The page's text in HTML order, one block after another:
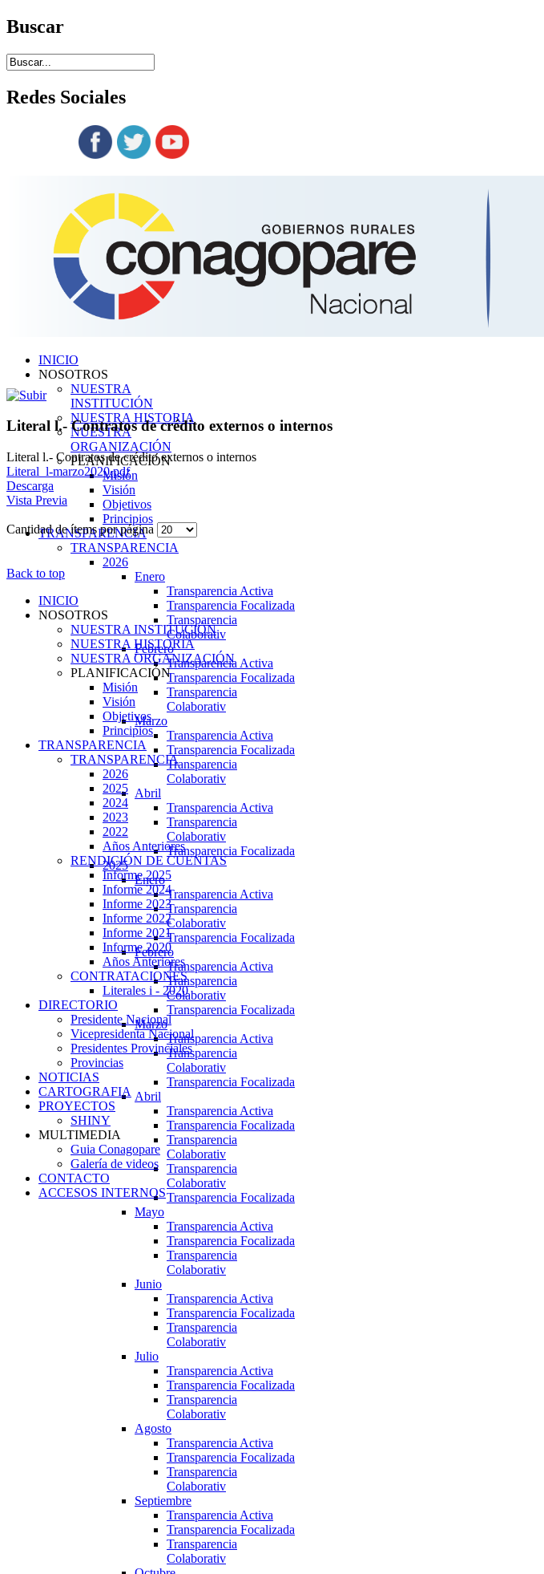
Buscar
Redes Sociales
INICIO
NOSOTROS
NUESTRA
INSTITUCIÓN
NUESTRA HISTORIA
NUESTRA
ORGANIZACIÓN
PLANIFICACIÓN
Misión
Visión
Objetivos
Principios
TRANSPARENCIA
TRANSPARENCIA
2026
Enero
Transparencia Activa
Transparencia Focalizada
Transparencia
Colaborativ
Febrero
Transparencia Activa
Transparencia Focalizada
Transparencia
Colaborativ
Marzo
Transparencia Activa
Transparencia Focalizada
Transparencia
Colaborativ
Abril
Transparencia Activa
Transparencia
Colaborativ
Transparencia Focalizada
2025
Enero
Transparencia Activa
Transparencia
Colaborativ
Transparencia Focalizada
Febrero
Transparencia Activa
Transparencia
Colaborativ
Transparencia Focalizada
Marzo
Transparencia Activa
Transparencia
Colaborativ
Transparencia Focalizada
Abril
Transparencia Activa
Transparencia Focalizada
Transparencia
Colaborativ
Transparencia
Colaborativ
Transparencia Focalizada
Mayo
Transparencia Activa
Transparencia Focalizada
Transparencia
Colaborativ
Junio
Transparencia Activa
Transparencia Focalizada
Transparencia
Colaborativ
Julio
Transparencia Activa
Transparencia Focalizada
Transparencia
Colaborativ
Agosto
Transparencia Activa
Transparencia Focalizada
Transparencia
Colaborativ
Septiembre
Transparencia Activa
Transparencia Focalizada
Transparencia
Colaborativ
Literal l.- Contratos de crédito externos o internos
Literal l.- Contratos de crédito externos o internos
Literal_l-marzo2020.pdf
Descarga
Vista Previa
Cantidad de ítems por página
Back to top
INICIO
NOSOTROS
NUESTRA INSTITUCIÓN
NUESTRA HISTORIA
NUESTRA ORGANIZACIÓN
PLANIFICACIÓN
Misión
Visión
Objetivos
Principios
TRANSPARENCIA
TRANSPARENCIA
2026
2025
2024
2023
2022
Años Anteriores
RENDICIÓN DE CUENTAS
Informe 2025
Informe 2024
Informe 2023
Informe 2022
Informe 2021
Informe 2020
Años Anteriores
CONTRATACIONES
Literales i - 2020
DIRECTORIO
Presidente Nacional
Vicepresidenta Nacional
Presidentes Provinciales
Provincias
NOTICIAS
CARTOGRAFIA
PROYECTOS
SHINY
MULTIMEDIA
Guia Conagopare
Galería de videos
CONTACTO
ACCESOS INTERNOS